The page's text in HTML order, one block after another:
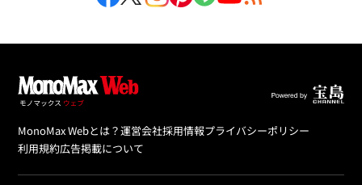
MonoMax Webとは？運営会社採用情報プライバシーポリシー
利用規約広告掲載について